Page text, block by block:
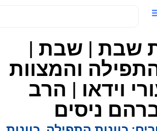
שבת | שבת |
והמצוות
וידאו | הרב
ניסים